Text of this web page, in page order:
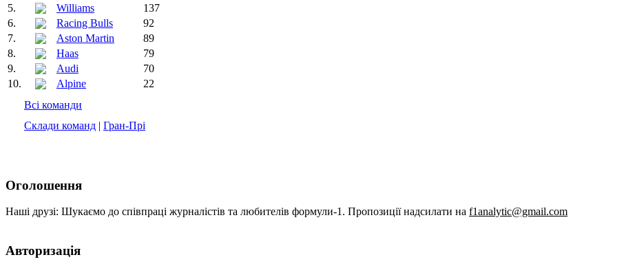
5.
Williams
137
6.
Racing Bulls
92
7.
Aston Martin
89
8.
Haas
79
9.
Audi
70
10.
Alpine
22
Всі команди
Склади команд | Гран-Прі
Оголошення
Наші друзі: Шукаємо до співпраці журналістів та любителів формули-1. Пропозиції надсилати на f1analytic@gmail.com
Авторизація